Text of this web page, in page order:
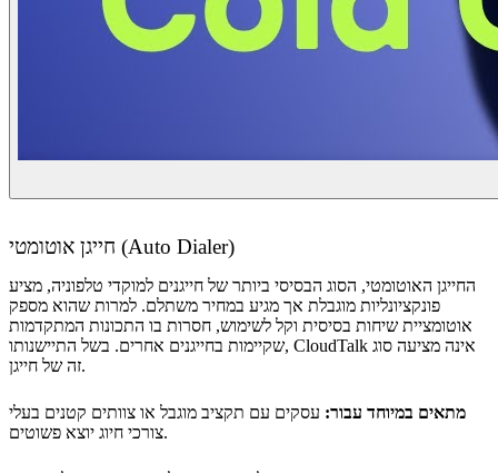
חייגן אוטומטי (Auto Dialer)
החייגן האוטומטי, הסוג הבסיסי ביותר של חייגנים למוקדי טלפוניה, מציע
פונקציונליות מוגבלת אך מגיע במחיר משתלם. למרות שהוא מספק
אוטומציית שיחות בסיסית וקל לשימוש, חסרות בו התכונות המתקדמות
שקיימות בחייגנים אחרים. בשל התיישנותו, CloudTalk אינה מציעה סוג
זה של חייגן.
מתאים במיוחד עבור: עסקים עם תקציב מוגבל או צוותים קטנים בעלי
צורכי חיוג יוצא פשוטים.